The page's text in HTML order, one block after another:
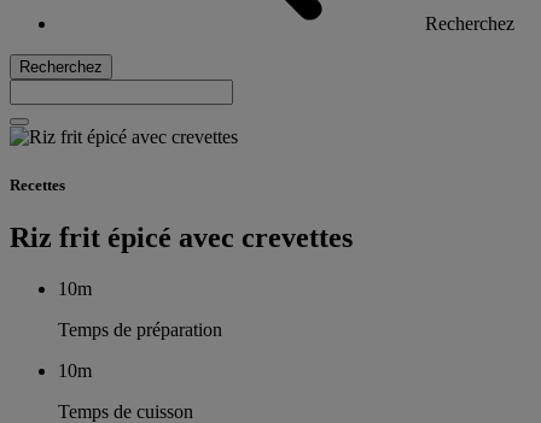
Recherchez
Recherchez
Recettes
Riz frit épicé avec crevettes
10m
Temps de préparation
10m
Temps de cuisson